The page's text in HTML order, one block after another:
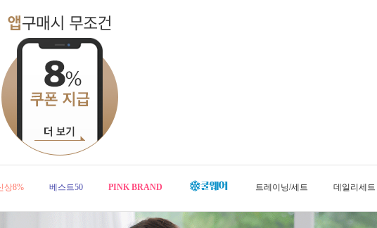
상8% 베스트50 PINK BRAND 트레이닝/세트 데일리세트